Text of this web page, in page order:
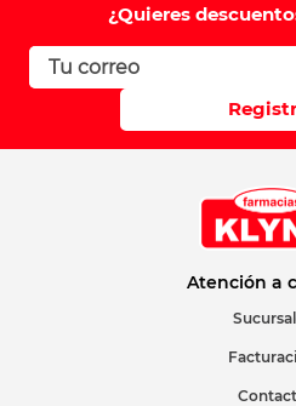
¿Quieres
Atención a